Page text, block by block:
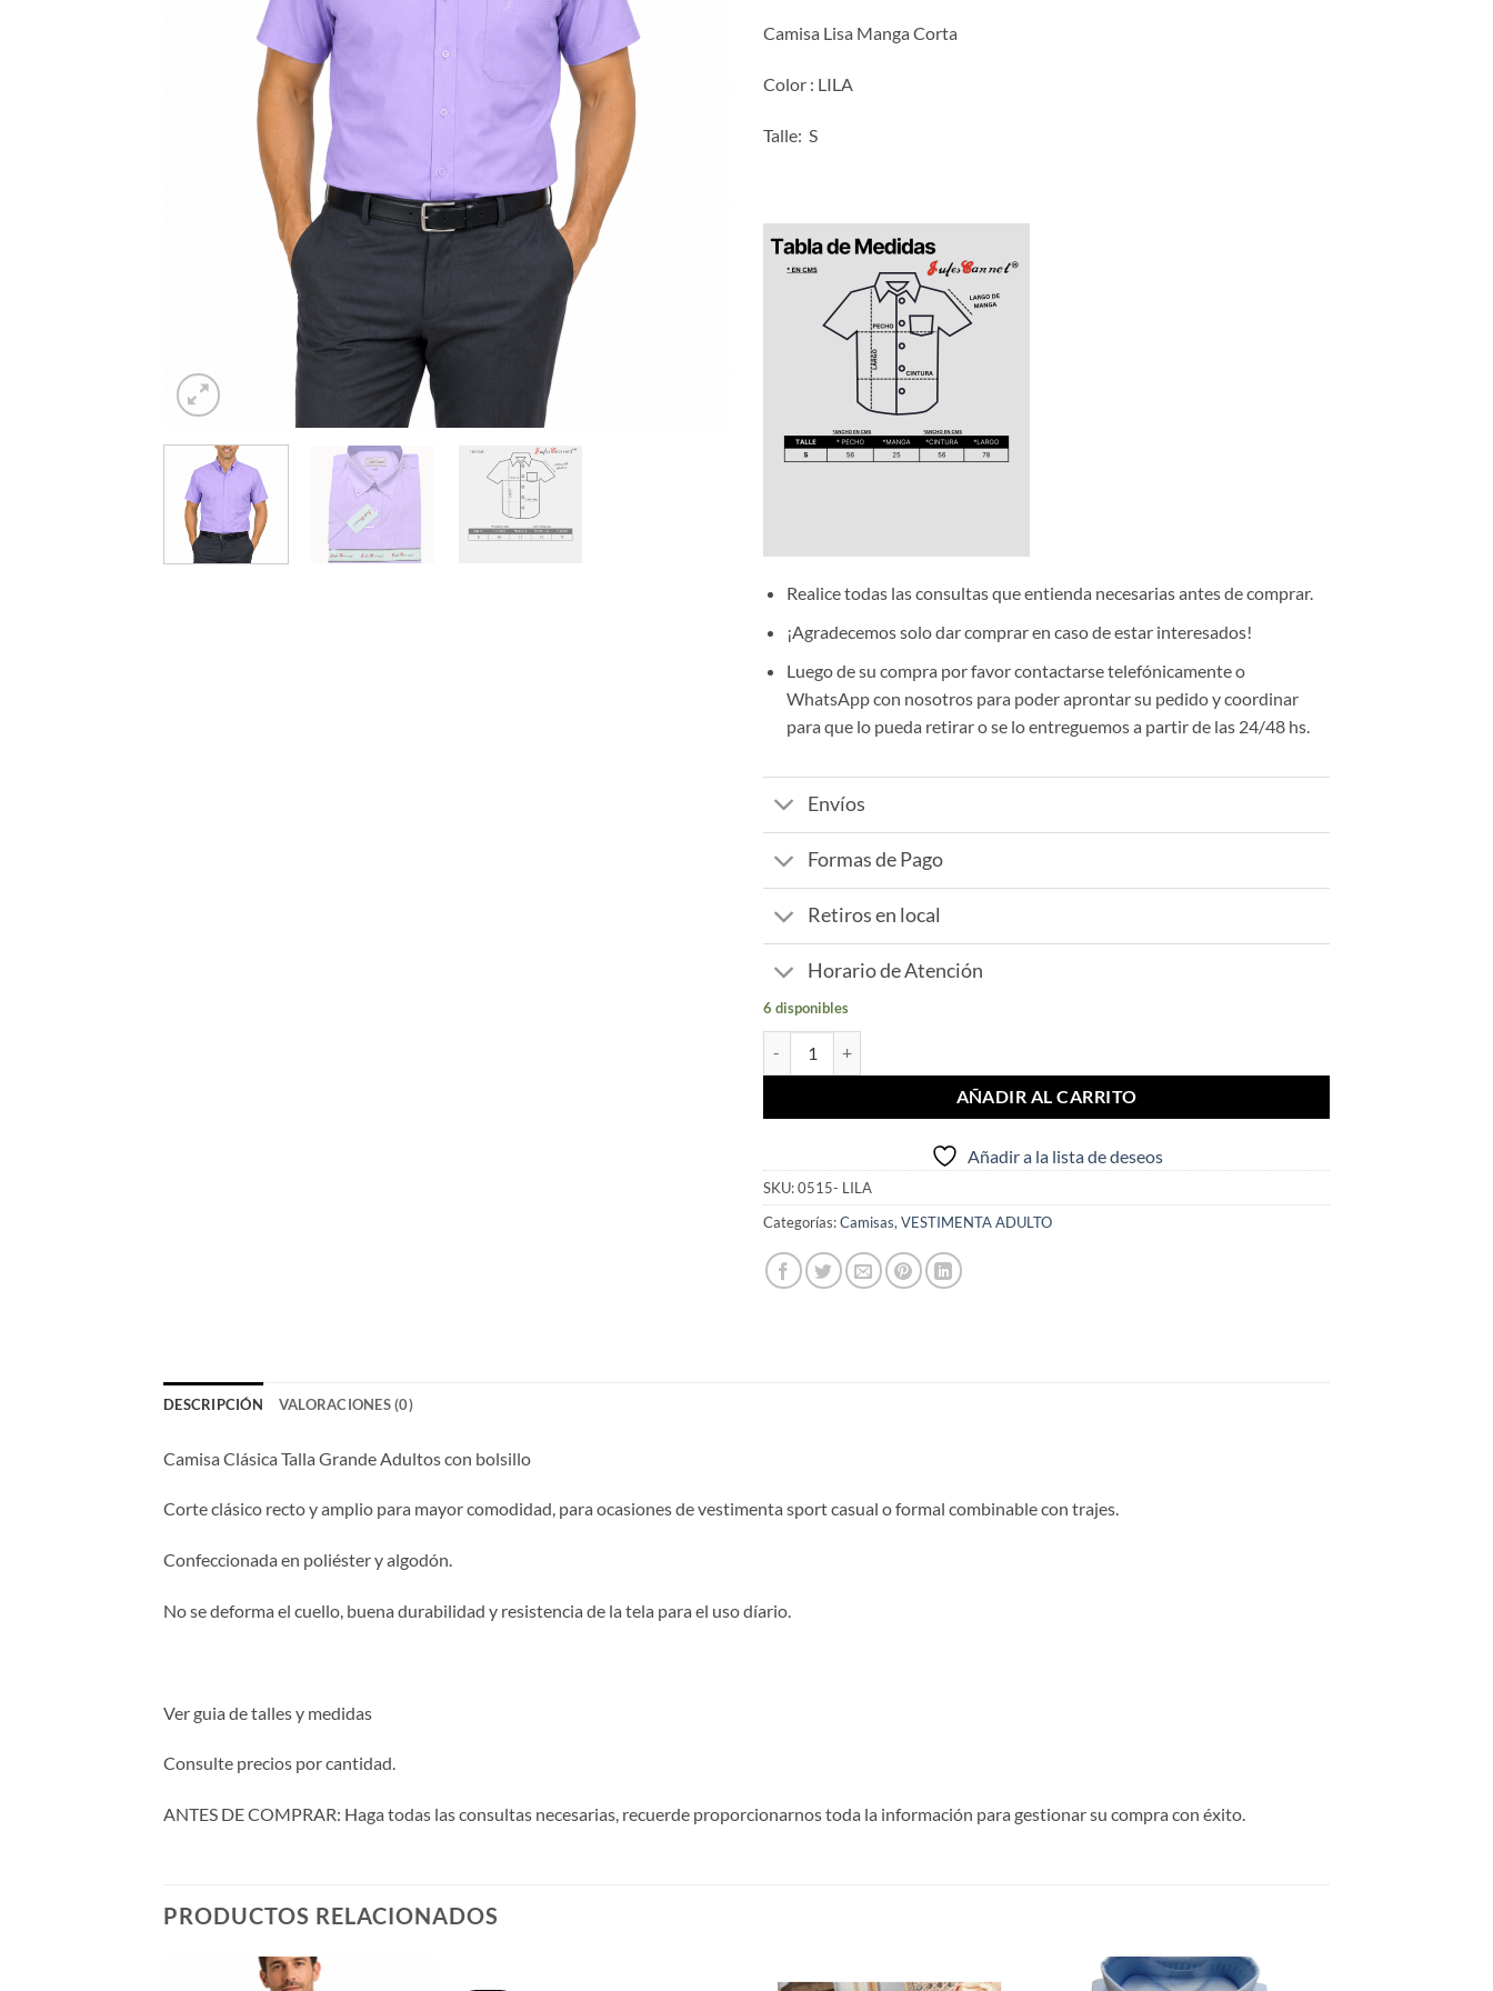
Camisa Lisa Manga Corta
Color : LILA
Talle: S
Realice todas las consultas que entienda necesarias antes de comprar.
¡Agradecemos solo dar comprar en caso de estar interesados!
Luego de su compra por favor contactarse telefónicamente o
WhatsApp con nosotros para poder aprontar su pedido y coordinar
para que lo pueda retirar o se lo entreguemos a partir de las 24/48 hs.
Envíos
Formas de Pago
Retiros en local
Horario de Atención
6 disponibles
AÑADIR AL CARRITO
Añadir a la lista de deseos
SKU:0515- LILA
Categorías:Camisas, VESTIMENTA ADULTO
DESCRIPCIÓN VALORACIONES (0)
Camisa Clásica Talla Grande Adultos con bolsillo
Corte clásico recto y amplio para mayor comodidad, para ocasiones de vestimenta sport casual o formal combinable con trajes.
Confeccionada en poliéster y algodón.
No se deforma el cuello, buena durabilidad y resistencia de la tela para el uso díario.
Ver guia de talles y medidas
Consulte precios por cantidad.
ANTES DE COMPRAR: Haga todas las consultas necesarias, recuerde proporcionarnos toda la información para gestionar su compra con éxito.
PRODUCTOS RELACIONADOS